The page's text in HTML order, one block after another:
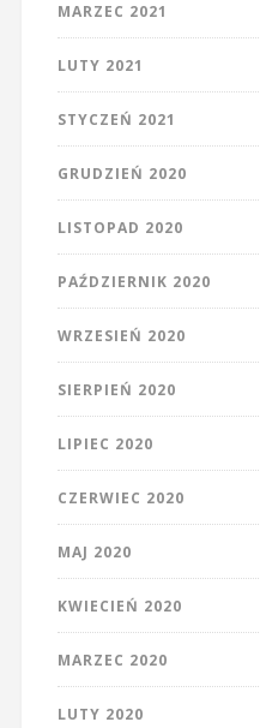
MARZEC 2021
LUTY 2021
STYCZEŃ 2021
GRUDZIEŃ 2020
LISTOPAD 2020
PAŹDZIERNIK 2020
WRZESIEŃ 2020
SIERPIEŃ 2020
LIPIEC 2020
CZERWIEC 2020
MAJ 2020
KWIECIEŃ 2020
MARZEC 2020
LUTY 2020